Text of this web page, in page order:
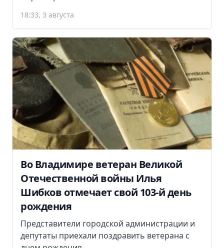
18:33, 3 августа
Во Владимире ветеран Великой
Отечественной войны Илья
Шибков отмечает свой 103-й день
рождения
Представители городской администрации и
депутаты приехали поздравить ветерана с